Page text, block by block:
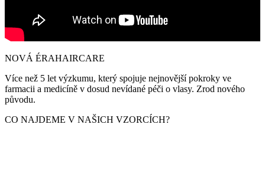
NOVÁ ÉRAHAIRCARE
Více než 5 let výzkumu, který spojuje nejnovější pokroky ve
farmacii a medicíně v dosud nevídané péči o vlasy. Zrod nového
původu.
CO NAJDEME V NAŠICH VZORCÍCH?